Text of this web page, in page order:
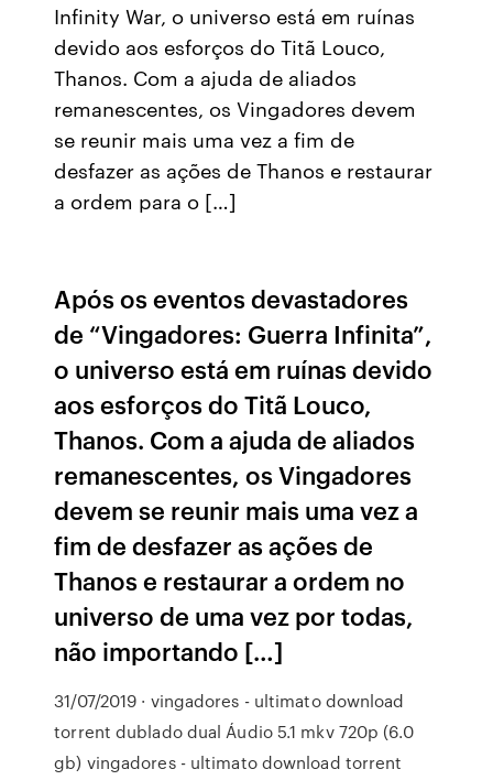
Infinity War, o universo está em ruínas
devido aos esforços do Titã Louco,
Thanos. Com a ajuda de aliados
remanescentes, os Vingadores devem
se reunir mais uma vez a fim de
desfazer as ações de Thanos e restaurar
a ordem para o […]
Após os eventos devastadores
de “Vingadores: Guerra Infinita”,
o universo está em ruínas devido
aos esforços do Titã Louco,
Thanos. Com a ajuda de aliados
remanescentes, os Vingadores
devem se reunir mais uma vez a
fim de desfazer as ações de
Thanos e restaurar a ordem no
universo de uma vez por todas,
não importando […]
31/07/2019 · vingadores - ultimato download
torrent dublado dual Áudio 5.1 mkv 720p (6.0
gb) vingadores - ultimato download torrent